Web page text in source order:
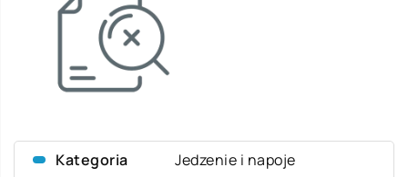
Kategoria
Jedzenie i napoje